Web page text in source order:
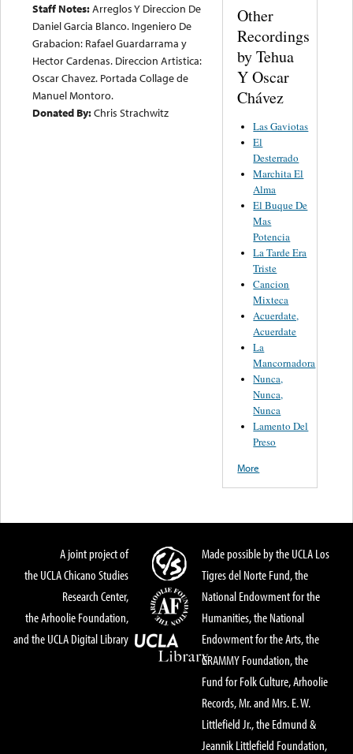
Staff Notes:Arreglos Y Direccion De
Daniel Garcia Blanco. Ingeniero De
Grabacion: Rafael Guardarrama y
Hector Cardenas. Direccion Artistica:
Oscar Chavez. Portada Collage de
Manuel Montoro.
Donated By:Chris Strachwitz
Other
Recordings
by Tehua
Y Oscar
Chávez
Las Gaviotas
El
Desterrado
Marchita El
Alma
El Buque De
Mas
Potencia
La Tarde Era
Triste
Cancion
Mixteca
Acuerdate,
Acuerdate
La
Mancornadora
Nunca,
Nunca,
Nunca
Lamento Del
Preso
More
A joint project of
the UCLA Chicano Studies
Research Center,
the Arhoolie Foundation,
and the UCLA Digital Library
Made possible by the UCLA Los
Tigres del Norte Fund, the
National Endowment for the
Humanities, the National
Endowment for the Arts, the
GRAMMY Foundation, the
Fund for Folk Culture, Arhoolie
Records, Mr. and Mrs. E. W.
Littlefield Jr., the Edmund &
Jeannik Littlefield Foundation,